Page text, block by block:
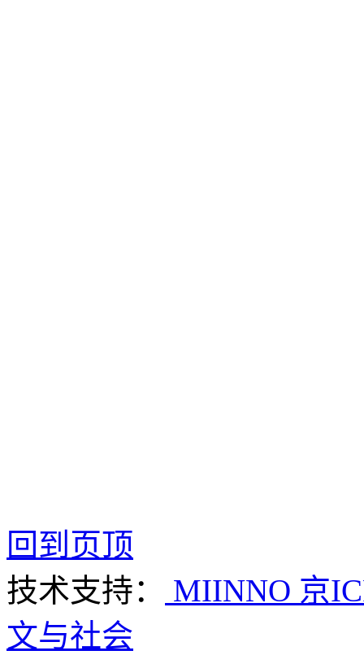
回到页顶
技术支持：
MIINNO 京
文与社会